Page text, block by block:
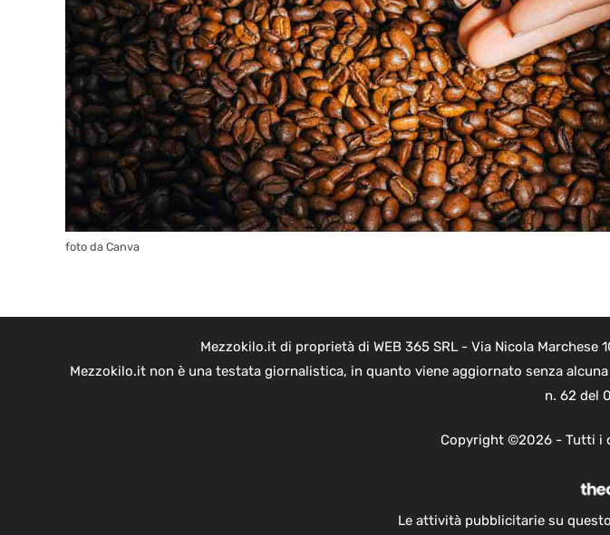
foto da Canva
Mezzokilo.it di proprietà di WEB 365 SRL - Via Nicola Marchese
Mezzokilo.it non è una testata giornalistica, in quanto viene aggiornato senza
n. 62 del
Copyright ©2026 - Tutti i
Le attività pubblicitarie su